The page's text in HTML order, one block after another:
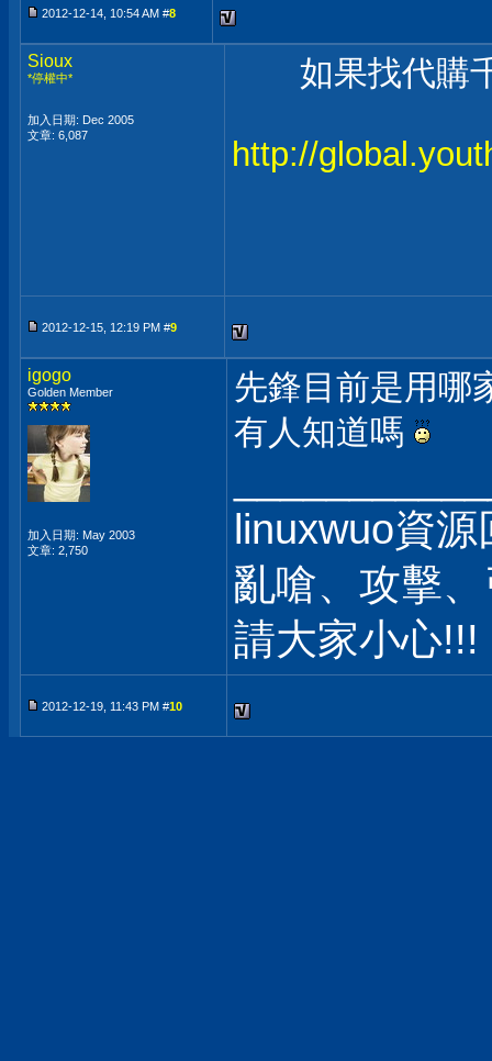
2012-12-14, 10:54 AM #8
Sioux
*停權中*
加入日期: Dec 2005
文章: 6,087
如果找代購千
http://
2012-12-15, 12:19 PM #9
igogo
Golden Member
加入日期: May 2003
文章: 2,750
先鋒目前是用哪
有人知道嗎
linuxwuo資
亂嗆、攻擊
請大家小心!!!
2012-12-19, 11:43 PM #10